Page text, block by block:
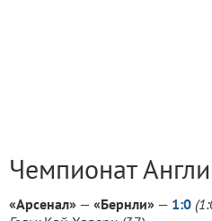
Чемпионат
«Арсенал» — «Бернли» — 1:0